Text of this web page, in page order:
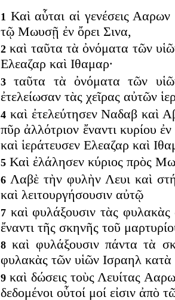
1 Καὶ αὗται αἱ γενέσεις
τῷ Μωυσῇ ἐν ὄρει Σινα,
2 καὶ ταῦτα τὰ ὀνόματα τῶν
Ελεαζαρ καὶ Ιθαμαρ·
3
ταῦτα τὰ ὀνόματα τῶν
ἐτελείωσαν τὰς χεῖρας αὐτῶν
4 καὶ ἐτελεύτησεν Ναδαβ καὶ
πῦρ ἀλλότριον ἔναντι κυρίου
καὶ ἱεράτευσεν Ελεαζαρ καὶ
5 Καὶ ἐλάλησεν κύριος πρὸς
6 Λαβὲ τὴν φυλὴν Λευι καὶ
καὶ λειτουργήσουσιν αὐτῷ
7 καὶ φυλάξουσιν τὰς
ἔναντι τῆς σκηνῆς τοῦ
8 καὶ φυλάξουσιν πάντα τὰ
φυλακὰς τῶν υἱῶν Ισραηλ
9 καὶ δώσεις τοὺς Λευίτας
δεδομένοι οὗτοί μοί εἰσιν ἀπὸ